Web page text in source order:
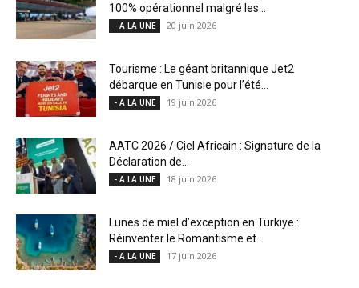
100% opérationnel malgré les...
- A LA UNE 20 juin 2026
Tourisme : Le géant britannique Jet2
débarque en Tunisie pour l’été...
- A LA UNE 19 juin 2026
AATC 2026 / Ciel Africain : Signature de la
Déclaration de...
- A LA UNE 18 juin 2026
Lunes de miel d’exception en Türkiye :
Réinventer le Romantisme et...
- A LA UNE 17 juin 2026